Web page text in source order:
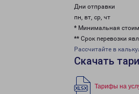
Дни отправки
пн, вт, ср, чт
* Минимальная
** Срок перевозки
Рассчитайте в
Скачать
Тарифы на